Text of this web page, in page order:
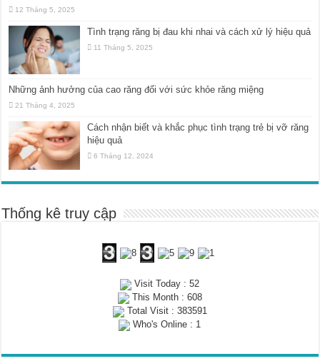
12 Tháng 5, 2025
Tình trạng răng bị đau khi nhai và cách xử lý hiệu quả
11 Tháng 5, 2025
Những ảnh hưởng của cao răng đối với sức khỏe răng miệng
21 Tháng 4, 2025
Cách nhận biết và khắc phục tình trạng trẻ bị vỡ răng
hiệu quả
6 Tháng 12, 2024
Thống kê truy cập
Visit Today : 52
This Month : 608
Total Visit : 383591
Who's Online : 1